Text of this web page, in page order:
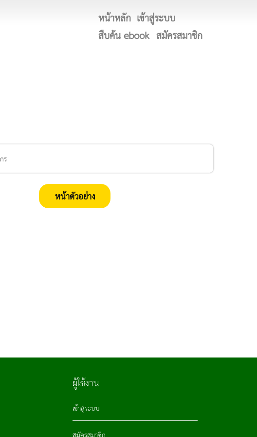
หน้าหลัก เข้าสู่ระบบ
สืบค้น ebook สมัครสมาชิก
ร
หน้าตัวอย่าง
ผู้ใช้งาน
เข้าสู่ระบบ
สมัครสมาชิก